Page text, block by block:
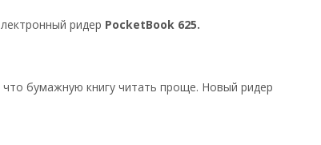
ридер PocketBook 625.
бумажную книгу читать проще. Новый ридер